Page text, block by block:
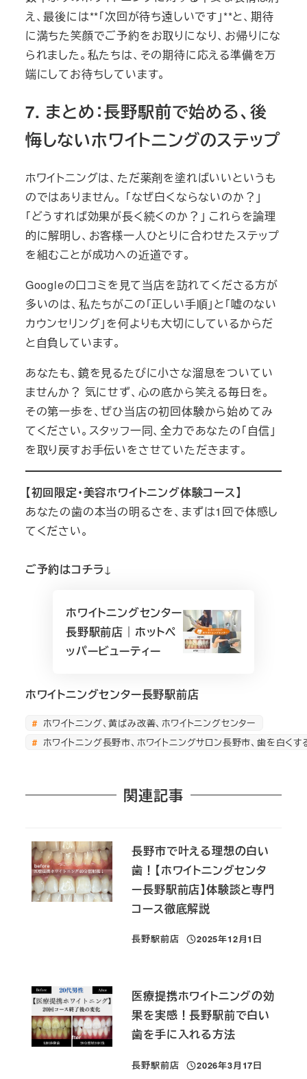
え、最後には**「次回が待ち遠しいです」**と、期待
に満ちた笑顔でご予約をお取りになり、お帰りにな
られました。私たちは、その期待に応える準備を万
端にしてお待ちしています。
7. まとめ：長野駅前で始める、後
悔しないホワイトニングのステップ
ホワイトニングは、ただ薬剤を塗ればいいというも
のではありません。 「なぜ白くならないのか？」
「どうすれば効果が長く続くのか？」 これらを論理
的に解明し、お客様一人ひとりに合わせたステップ
を組むことが成功への近道です。
Googleの口コミを見て当店を訪れてくださる方が
多いのは、私たちがこの「正しい手順」と「嘘のない
カウンセリング」を何よりも大切にしているからだ
と自負しています。
あなたも、鏡を見るたびに小さな溜息をついてい
ませんか？ 気にせず、心の底から笑える毎日を。
その第一歩を、ぜひ当店の初回体験から始めてみ
てください。スタッフ一同、全力であなたの「自信」
を取り戻すお手伝いをさせていただきます。
【初回限定・美容ホワイトニング体験コース】
あなたの歯の本当の明るさを、まずは1回で体感し
てください。
ご予約はコチラ↓
ホワイトニングセンター
長野駅前店｜ホットペ
ッパービューティー
ホワイトニングセンター長野駅前店
ホワイトニング、黄ばみ改善、ホワイトニングセンター
ホワイトニング長野市、ホワイトニングサロン長野市、歯を白く
関連記事
長野市で叶える理想の白い
歯！【ホワイトニングセンタ
ー長野駅前店】体験談と専門
コース徹底解説
長野駅前店
投稿日
2025年12月1日
医療提携ホワイトニングの効
果を実感！長野駅前で白い
歯を手に入れる方法
長野駅前店
投稿日
2026年3月17日